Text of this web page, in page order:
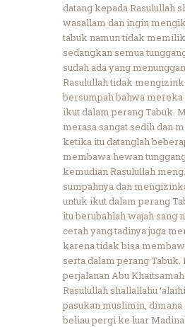
datang kepada Rasulullah
wasallam dan ingin
tabuk namun tidak
sedangkan semua
sudah ada yang
Rasulullah tidak
bersumpah bahwa
ikut dalam perang Tabuk.
merasa sangat sedih dan
ketika itu datanglah
membawa hewan
kemudian Rasulullah
sumpahnya dan
untuk ikut dalam perang
itu berubahlah wajah sang
cerah yang tadinya juga
karena tidak bisa
serta dalam perang Tabuk.
perjalanan Abu
Rasulullah shallallahu
pasukan muslimin,
beliau pergi ke luar